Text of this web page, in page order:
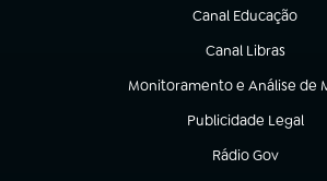
Canal Educação
(abre em nova aba)
Canal Libras
(abre em nova aba)
Monitoramento e Análise de
(abre em nova aba)
Publicidade Legal
(abre em nova aba)
Rádio Gov
(abre em nova